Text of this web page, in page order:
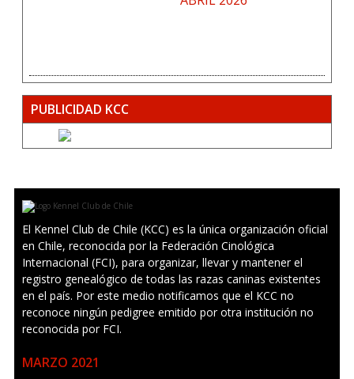
PUBLICIDAD KCC
El Kennel Club de Chile (KCC) es la única organización oficial
en Chile, reconocida por la Federación Cinológica
Internacional (FCI), para organizar, llevar y mantener el
registro genealógico de todas las razas caninas existentes
en el país. Por este medio notificamos que el KCC no
reconoce ningún pedigree emitido por otra institución no
reconocida por FCI.
MARZO 2021